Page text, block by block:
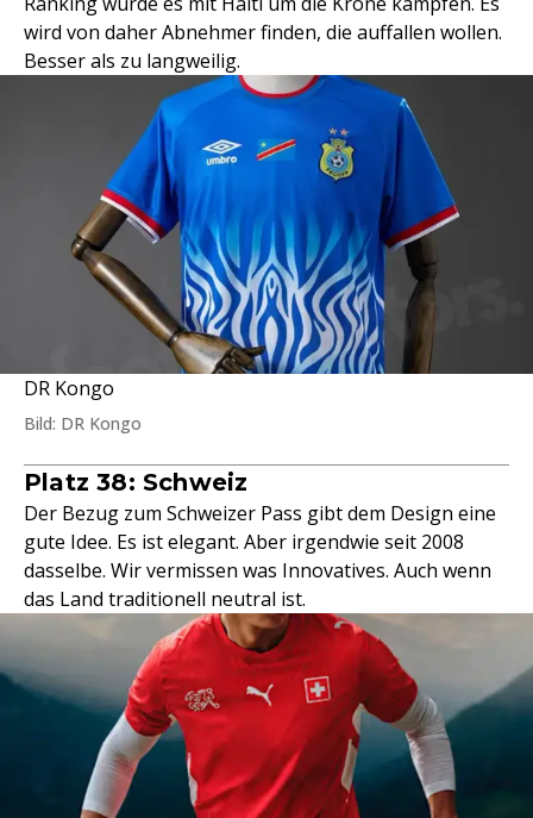
wird von daher Abnehmer finden, die auffallen wollen.
Besser als zu langweilig.
DR Kongo
Bild: DR Kongo
Platz 38: Schweiz
Der Bezug zum Schweizer Pass gibt dem Design eine
gute Idee. Es ist elegant. Aber irgendwie seit 2008
dasselbe. Wir vermissen was Innovatives. Auch wenn
das Land traditionell neutral ist.